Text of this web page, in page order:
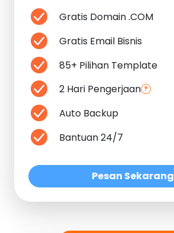
Gratis Domain .COM
Gratis Email Bisnis
85+ Pilihan Template
2 Hari Pengerjaan ?
Auto Backup
Bantuan 24/7
Pesan Sekarang